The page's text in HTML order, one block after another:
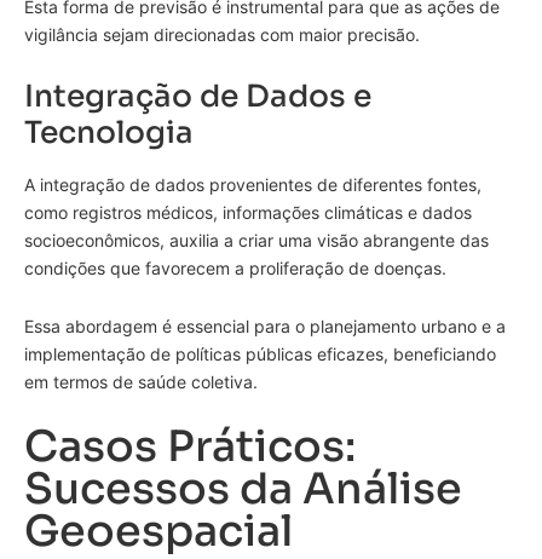
Esta forma de previsão é instrumental para que as ações de
vigilância sejam direcionadas com maior precisão.
Integração de Dados e
Tecnologia
A integração de dados provenientes de diferentes fontes,
como registros médicos, informações climáticas e dados
socioeconômicos, auxilia a criar uma visão abrangente das
condições que favorecem a proliferação de doenças.
Essa abordagem é essencial para o planejamento urbano e a
implementação de políticas públicas eficazes, beneficiando
em termos de saúde coletiva.
Casos Práticos:
Sucessos da Análise
Geoespacial